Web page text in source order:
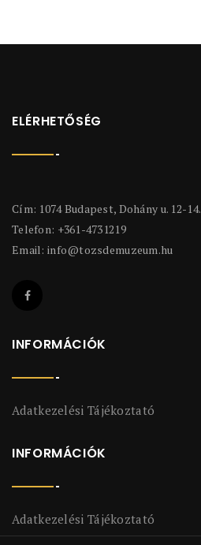
ELÉRHETŐSÉG
Cím: 1074 Budapest, Dohány u. 12-14.
Telefon: +361-4731219
Email: info@tozsdemuzeum.hu
INFORMÁCIÓK
Adatkezelési Tájékoztató
INFORMÁCIÓK
Adatkezelési Tájékoztató